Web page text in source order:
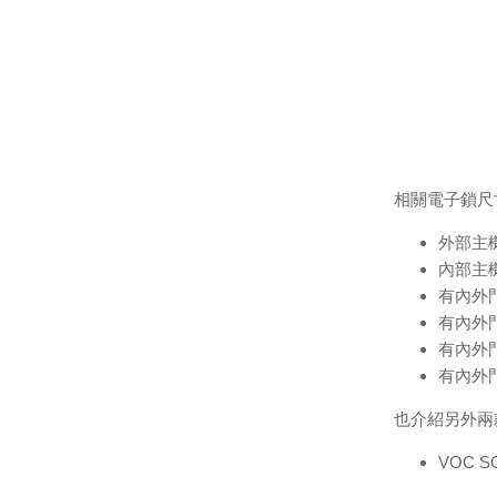
相關電子鎖
外部主
內部主
有內外
有內外
有內外
有內外
也介紹另外
VOC